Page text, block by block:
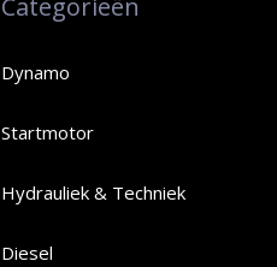
Dynamo
Startmotor
Hydrauliek & Techniek
Diesel